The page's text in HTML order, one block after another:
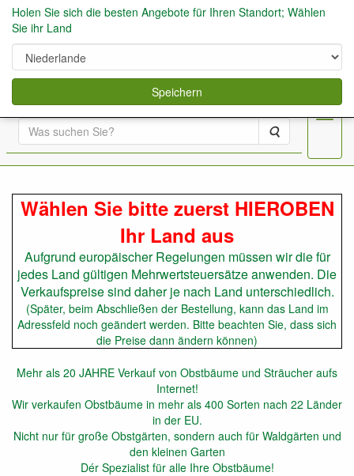
Suche
Menu
Wählen Sie bitte zuerst HIEROBEN
Ihr Land aus
Aufgrund europäischer Regelungen müssen wir die für
jedes Land gültigen Mehrwertsteuersätze anwenden. Die
Verkaufspreise sind daher je nach Land unterschiedlich.
(Später, beim Abschließen der Bestellung, kann das Land im
Adressfeld noch geändert werden. Bitte beachten Sie, dass sich
die Preise dann ändern können)
Mehr als 20 JAHRE Verkauf von Obstbäume und Sträucher aufs
Internet!
Wir verkaufen Obstbäume in mehr als 400 Sorten nach 22 Länder
in der EU.
Nicht nur für große Obstgärten, sondern auch für Waldgärten und
den kleinen Garten
Dér Spezialist für alle Ihre Obstbäume!
Holen Sie sich die besten Angebote für Ihren Standort; Wählen
Sie ihr Land
Speichern